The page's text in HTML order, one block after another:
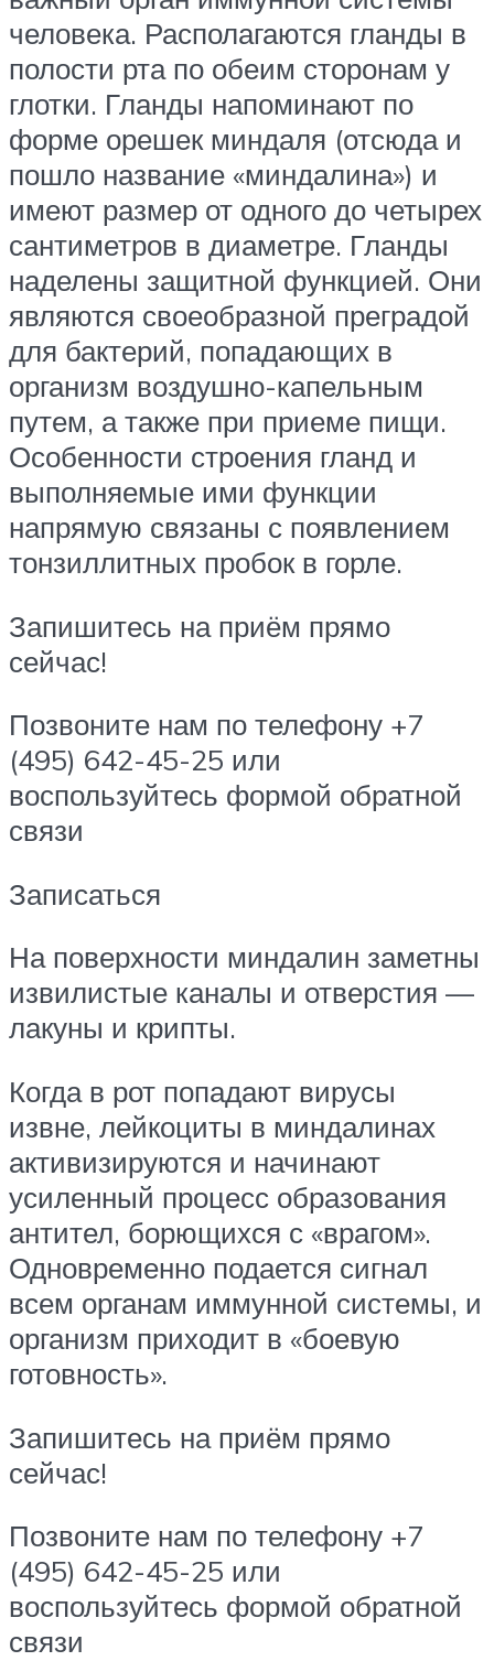
человека. Располагаются гланды в
полости рта по обеим сторонам у
глотки. Гланды напоминают по
форме орешек миндаля (отсюда и
пошло название «миндалина») и
имеют размер от одного до четырех
сантиметров в диаметре. Гланды
наделены защитной функцией. Они
являются своеобразной преградой
для бактерий, попадающих в
организм воздушно-капельным
путем, а также при приеме пищи.
Особенности строения гланд и
выполняемые ими функции
напрямую связаны с появлением
тонзиллитных пробок в горле.
Запишитесь на приём прямо
сейчас!
Позвоните нам по телефону +7
(495) 642-45-25 или
воспользуйтесь формой обратной
связи
Записаться
На поверхности миндалин заметны
извилистые каналы и отверстия —
лакуны и крипты.
Когда в рот попадают вирусы
извне, лейкоциты в миндалинах
активизируются и начинают
усиленный процесс образования
антител, борющихся с «врагом».
Одновременно подается сигнал
всем органам иммунной системы, и
организм приходит в «боевую
готовность».
Запишитесь на приём прямо
сейчас!
Позвоните нам по телефону +7
(495) 642-45-25 или
воспользуйтесь формой обратной
связи